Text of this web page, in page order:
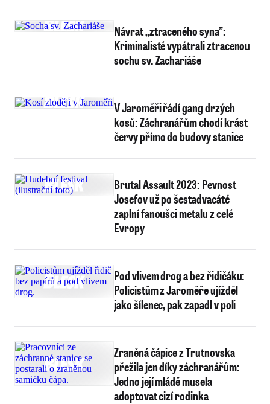
Návrat „ztraceného syna”:
Kriminalisté vypátrali ztracenou
sochu sv. Zachariáše
V Jaroměři řádí gang drzých
kosů: Záchranářům chodí krást
červy přímo do budovy stanice
Brutal Assault 2023: Pevnost
Josefov už po šestadvacáté
zaplní fanoušci metalu z celé
Evropy
Pod vlivem drog a bez řidičáku:
Policistům z Jaroměře ujížděl
jako šílenec, pak zapadl v poli
Zraněná čápice z Trutnovska
přežila jen díky záchranářům:
Jedno její mládě musela
adoptovat cizí rodinka